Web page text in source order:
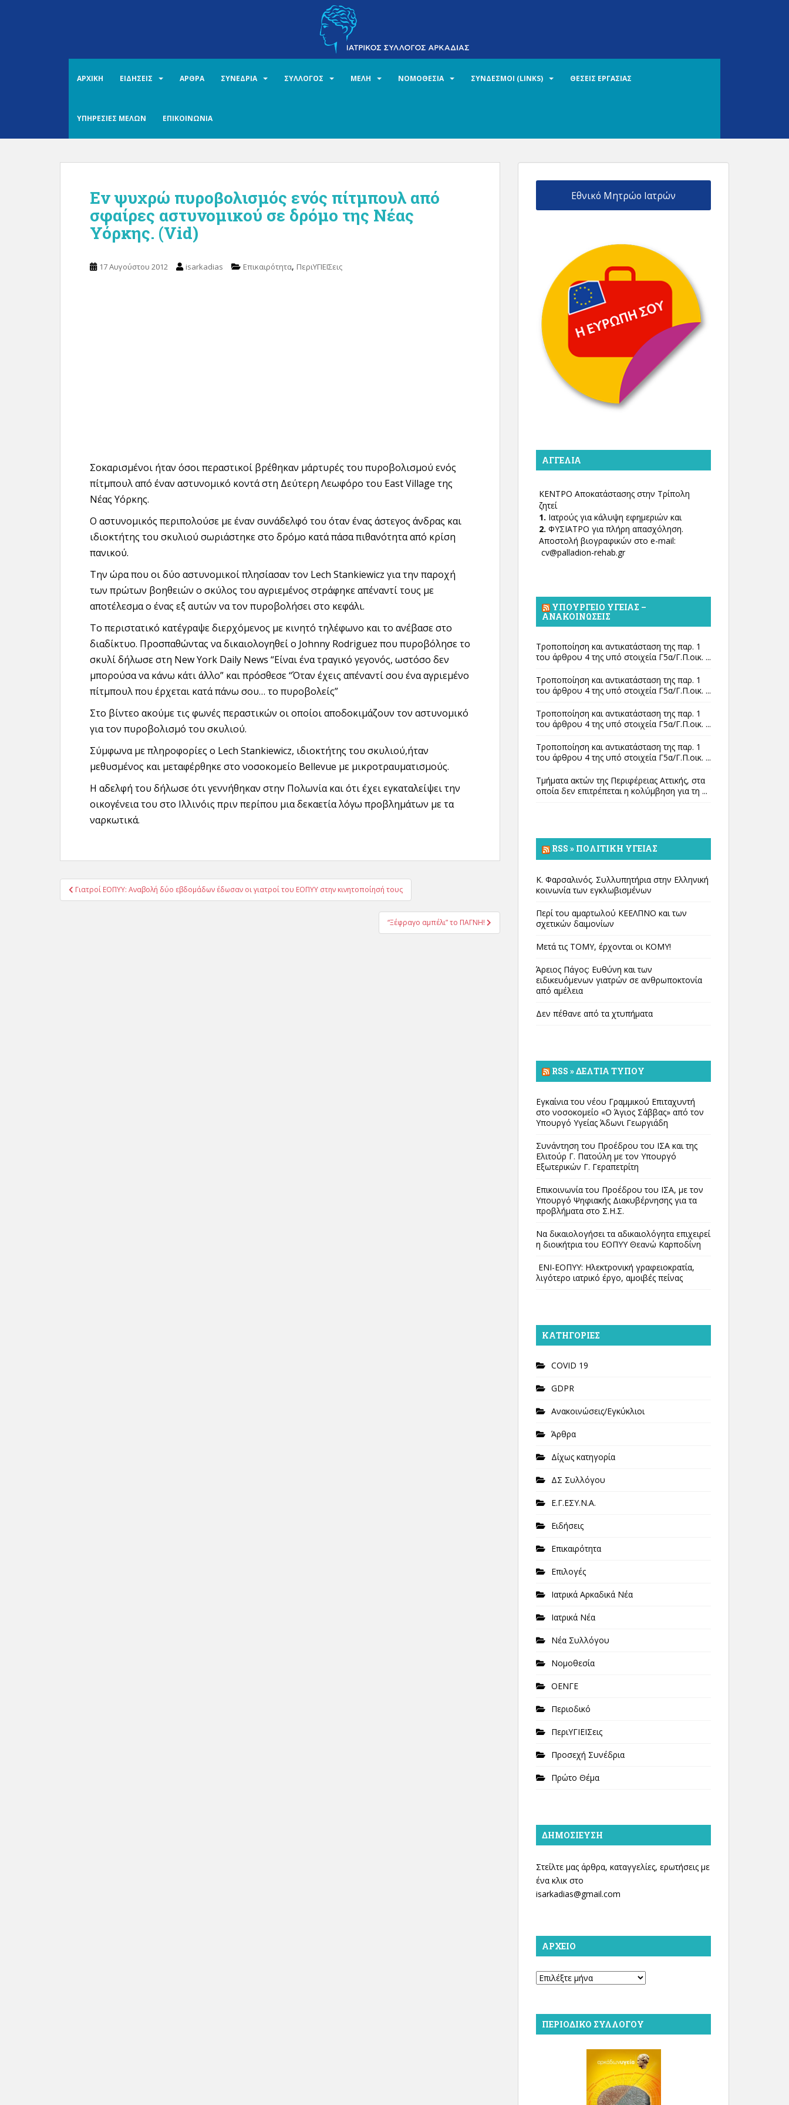
c
ΑΡΧΙΚΗ ΕΙΔΗΣΕΙΣ ΑΡΘΡΑ ΣΥΝΕΔΡΙΑ ΣΥΛΛΟΓΟΣ ΜΕΛΗ ΝΟΜΟΘΕΣΙΑ ΣΥΝΔΕΣΜΟΙ (LINKS) ΘΕΣΕΙΣ ΕΡΓΑΣΙΑΣ
ΥΠΗΡΕΣΙΕΣ ΜΕΛΩΝ ΕΠΙΚΟΙΝΩΝΙΑ
Εν ψυχρώ πυροβολισμός ενός πίτμπουλ από
σφαίρες αστυνομικού σε δρόμο της Νέας
Υόρκης. (Vid)
17 Αυγούστου 2012 isarkadias Επικαιρότητα, ΠεριΥΓΙΕΙΣεις
Σοκαρισμένοι ήταν όσοι περαστικοί βρέθηκαν μάρτυρές του πυροβολισμού ενός
πίτμπουλ από έναν αστυνομικό κοντά στη Δεύτερη Λεωφόρο του East Village της
Νέας Υόρκης.
Ο αστυνομικός περιπολούσε με έναν συνάδελφό του όταν ένας άστεγος άνδρας και
ιδιοκτήτης του σκυλιού σωριάστηκε στο δρόμο κατά πάσα πιθανότητα από κρίση
πανικού.
Την ώρα που οι δύο αστυνομικοί πλησίασαν τον Lech Stankiewicz για την παροχή
των πρώτων βοηθειών ο σκύλος του αγριεμένος στράφηκε απέναντί τους με
αποτέλεσμα ο ένας εξ αυτών να τον πυροβολήσει στο κεφάλι.
Το περιστατικό κατέγραψε διερχόμενος με κινητό τηλέφωνο και το ανέβασε στο
διαδίκτυο. Προσπαθώντας να δικαιολογηθεί ο Johnny Rodriguez που πυροβόλησε το
σκυλί δήλωσε στη New York Daily News “Είναι ένα τραγικό γεγονός, ωστόσο δεν
μπορούσα να κάνω κάτι άλλο” και πρόσθεσε “Όταν έχεις απέναντί σου ένα αγριεμένο
πίτμπουλ που έρχεται κατά πάνω σου… το πυροβολείς”
Στο βίντεο ακούμε τις φωνές περαστικών οι οποίοι αποδοκιμάζουν τον αστυνομικό
για τον πυροβολισμό του σκυλιού.
Σύμφωνα με πληροφορίες ο Lech Stankiewicz, ιδιοκτήτης του σκυλιού,ήταν
μεθυσμένος και μεταφέρθηκε στο νοσοκομείο Bellevue με μικροτραυματισμούς.
Η αδελφή του δήλωσε ότι γεννήθηκαν στην Πολωνία και ότι έχει εγκαταλείψει την
οικογένεια του στο Ιλλινόις πριν περίπου μια δεκαετία λόγω προβλημάτων με τα
ναρκωτικά.
Πλοήγηση
άρθρων
Γιατροί ΕΟΠΥΥ: Αναβολή δύο εβδομάδων έδωσαν οι γιατροί του ΕΟΠΥΥ στην κινητοποίησή τους
“Ξέφραγο αμπέλι” το ΠΑΓΝΗ!
Εθνικό Μητρώο Ιατρών
ΑΓΓΕΛΊΑ
ΚΕΝΤΡΟ Αποκατάστασης στην Τρίπολη
ζητεί
1. Ιατρούς για κάλυψη εφημεριών και
2. ΦΥΣΙΑΤΡΟ για πλήρη απασχόληση.
Αποστολή βιογραφικών στο e-mail:
cv@palladion-rehab.gr
ΥΠΟΥΡΓΕΊΟ ΥΓΕΊΑΣ –
ΑΝΑΚΟΙΝΏΣΕΙΣ
Τροποποίηση και αντικατάσταση της παρ. 1
του άρθρου 4 της υπό στοιχεία Γ5α/Γ.Π.οικ. ...
Τροποποίηση και αντικατάσταση της παρ. 1
του άρθρου 4 της υπό στοιχεία Γ5α/Γ.Π.οικ. ...
Τροποποίηση και αντικατάσταση της παρ. 1
του άρθρου 4 της υπό στοιχεία Γ5α/Γ.Π.οικ. ...
Τροποποίηση και αντικατάσταση της παρ. 1
του άρθρου 4 της υπό στοιχεία Γ5α/Γ.Π.οικ. ...
Τμήματα ακτών της Περιφέρειας Αττικής, στα
οποία δεν επιτρέπεται η κολύμβηση για τη ...
RSS » ΠΟΛΙΤΙΚΉ ΥΓΕΊΑΣ
Κ. Φαρσαλινός. Συλλυπητήρια στην Ελληνική
κοινωνία των εγκλωβισμένων
Περί του αμαρτωλού ΚΕΕΛΠΝΟ και των
σχετικών δαιμονίων
Μετά τις ΤΟΜΥ, έρχονται οι ΚΟΜΥ!
Άρειος Πάγος: Ευθύνη και των
ειδικευόμενων γιατρών σε ανθρωποκτονία
από αμέλεια
Δεν πέθανε από τα χτυπήματα
RSS » ΔΕΛΤΊΑ ΤΎΠΟΥ
Εγκαίνια του νέου Γραμμικού Επιταχυντή
στο νοσοκομείο «Ο Άγιος Σάββας» από τον
Υπουργό Υγείας Άδωνι Γεωργιάδη
Συνάντηση του Προέδρου του ΙΣΑ και της
Ελιτούρ Γ. Πατούλη με τον Υπουργό
Εξωτερικών Γ. Γεραπετρίτη
Επικοινωνία του Προέδρου του ΙΣΑ, με τον
Υπουργό Ψηφιακής Διακυβέρνησης για τα
προβλήματα στο Σ.Η.Σ.
Να δικαιολογήσει τα αδικαιολόγητα επιχειρεί
η διοικήτρια του ΕΟΠΥΥ Θεανώ Καρποδίνη
ΕΝΙ-ΕΟΠΥΥ: Ηλεκτρονική γραφειοκρατία,
λιγότερο ιατρικό έργο, αμοιβές πείνας
KΑΤΗΓΟΡΊΕΣ
COVID 19
GDPR
Ανακοινώσεις/Εγκύκλιοι
Άρθρα
Δίχως κατηγορία
ΔΣ Συλλόγου
Ε.Γ.ΕΣΥ.Ν.Α.
Ειδήσεις
Επικαιρότητα
Επιλογές
Ιατρικά Αρκαδικά Νέα
Ιατρικά Νέα
Νέα Συλλόγου
Νομοθεσία
ΟΕΝΓΕ
Περιοδικό
ΠεριΥΓΙΕΙΣεις
Προσεχή Συνέδρια
Πρώτο Θέμα
ΔΗΜΟΣΊΕΥΣΗ
Στείλτε μας άρθρα, καταγγελίες, ερωτήσεις με
ένα κλικ στο
isarkadias@gmail.com
ΑΡΧΕΊΟ
Αρχείο
ΠΕΡΙΟΔΙΚΌ ΣΥΛΛΌΓΟΥ